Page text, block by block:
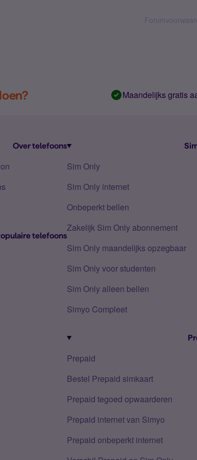
Maandelijks gratis
Over telefoons
telefoons
Sim Only
Sim Only internet
Onbeperkt bellen
Zakelijk Sim Only abonnement
Sim Only maandelijks opzegbaar
Sim Only voor studenten
Sim Only alleen bellen
Simyo Compleet
Prepaid
Bestel Prepaid simkaart
Prepaid tegoed opwaarderen
Prepaid internet van Simyo
Prepaid onbeperkt internet